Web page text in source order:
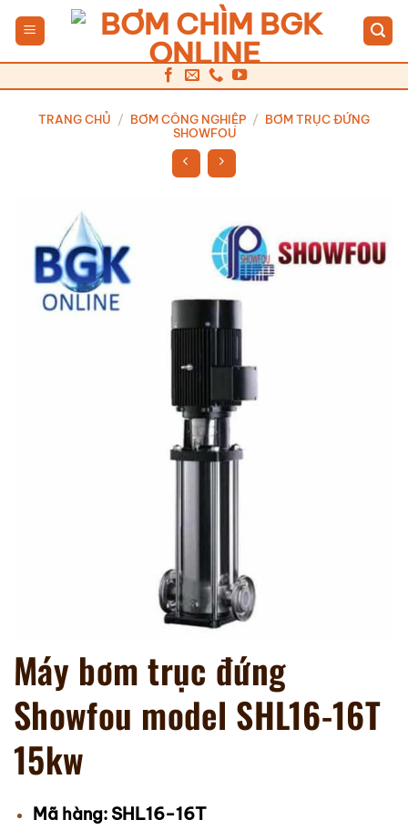
qua
nội
dung
TRANG CHỦ / BƠM CÔNG NGHIỆP / BƠM TRỤC ĐỨNG
SHOWFOU
Máy bơm trục đứng
Showfou model SHL16-16T
15kw
Mã hàng: SHL16-16T